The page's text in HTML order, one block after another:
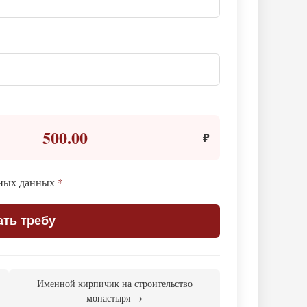
500.00 ₽
данных *
требу
Именной кирпичик на строительство
монастыря →